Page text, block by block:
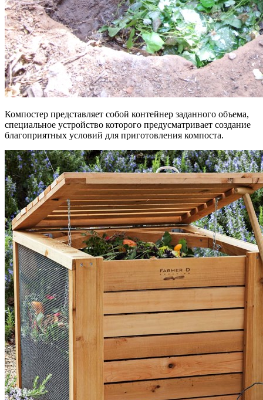
Компостер представляет собой контейнер заданного объема,
специальное устройство которого предусматривает создание
благоприятных условий для приготовления компоста.